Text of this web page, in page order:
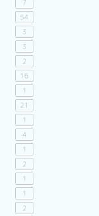
7
54
3
3
2
16
1
21
1
4
1
2
1
1
2